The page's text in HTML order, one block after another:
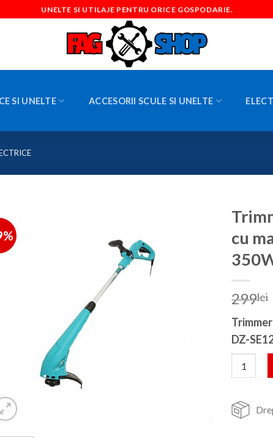
UNELTE SI UTILAJE PENTRU ORICE GOSPODARIE.
SI UNELTE ACCESORII SCULE SI UNELTE
cu
299lei
DZ-